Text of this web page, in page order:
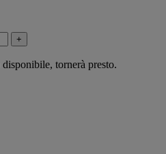
+
tornerà presto.